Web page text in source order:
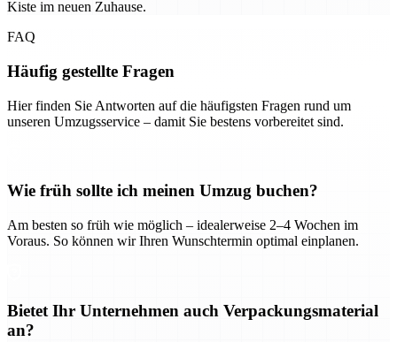
Kiste im neuen Zuhause.
FAQ
Häufig gestellte Fragen
Hier finden Sie Antworten auf die häufigsten Fragen rund um
unseren Umzugsservice – damit Sie bestens vorbereitet sind.
Wie früh sollte ich meinen Umzug buchen?
Am besten so früh wie möglich – idealerweise 2–4 Wochen im
Voraus. So können wir Ihren Wunschtermin optimal einplanen.
Bietet Ihr Unternehmen auch Verpackungsmaterial
an?